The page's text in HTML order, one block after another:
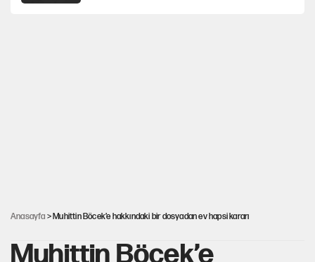
Anasayfa > Muhittin Böcek’e hakkındaki bir dosyadan ev hapsi kararı
Muhittin Böcek’e